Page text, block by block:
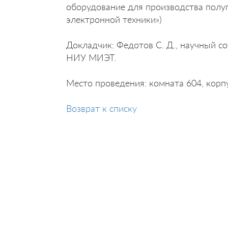
оборудование для производства
электронной техники»)
Докладчик: Федотов С. Д., научный
НИУ МИЭТ.
Место проведения: комната 604,
Возврат к списку